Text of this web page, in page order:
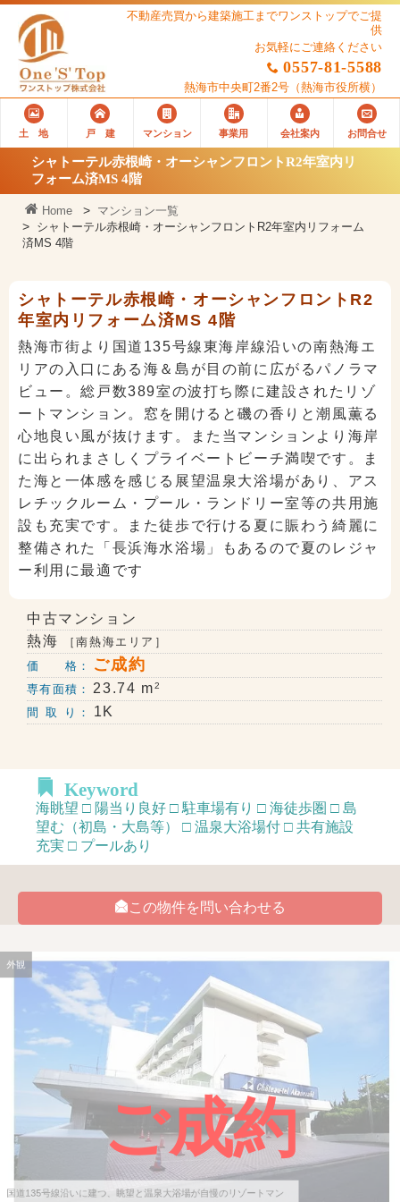
不動産売買から建築施工までワンストップでご提
供
お気軽にご連絡ください
0557-81-5588
熱海市中央町2番2号 （熱海市役所横）
土 地 戸 建 マンション 事業用 会社案内 お問合せ
シャトーテル赤根崎・オーシャンフロントR2年室内リ
フォーム済MS 4階
Home
マンション一覧
シャトーテル赤根崎・オーシャンフロントR2年室内リフォーム
済MS 4階
シャトーテル赤根崎・オーシャンフロントR2
年室内リフォーム済MS 4階
熱海市街より国道135号線東海岸線沿いの南熱海エ
リアの入口にある海＆島が目の前に広がるパノラマ
ビュー。総戸数389室の波打ち際に建設されたリゾ
ートマンション。窓を開けると磯の香りと潮風薫る
心地良い風が抜けます。また当マンションより海岸
に出られまさしくプライベートビーチ満喫です。ま
た海と一体感を感じる展望温泉大浴場があり、アス
レチックルーム・プール・ランドリー室等の共用施
設も充実です。また徒歩で行ける夏に賑わう綺麗に
整備された「長浜海水浴場」もあるので夏のレジャ
ー利用に最適です
中古マンション
熱海
［南熱海エリア］
価 格：
ご成約
専有面積： 23.74 m2
間 取 り： 1K
Keyword
海眺望 □ 陽当り良好 □ 駐車場有り □ 海徒歩圏 □ 島
望む（初島・大島等） □ 温泉大浴場付 □ 共有施設
充実 □ プールあり
この物件を問い合わせる
ご成約
外観
国道135号線沿いに建つ、眺望と温泉大浴場が自慢のリゾートマン